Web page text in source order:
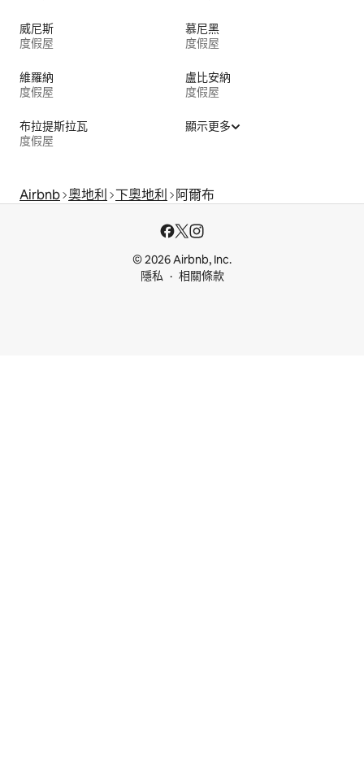
威尼斯
度假屋
慕尼黑
度假屋
維羅納
度假屋
盧比安納
度假屋
布拉提斯拉瓦
度假屋
顯示更多
Airbnb 奧地利 下奧地利 阿爾布
© 2026 Airbnb, Inc.
隱私
相關條款